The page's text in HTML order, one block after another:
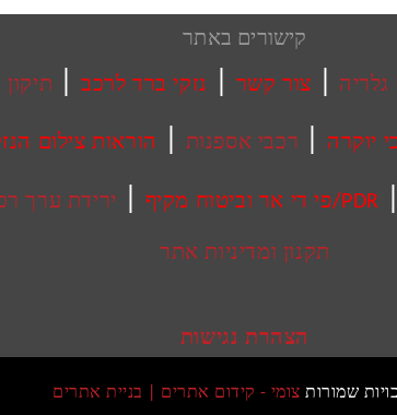
קישורים באתר
גלריה צור קשר נזקי ברד לרכב תיקון PDR
יוקרה רכבי אספנות הוראות צילום
PDR/פי די אר וביטוח מקיף ירידת ערך
תקנון ומדיניות אתר
הצהרת נגישות
שמורות צומי - קידום אתרים | בניית אתרים